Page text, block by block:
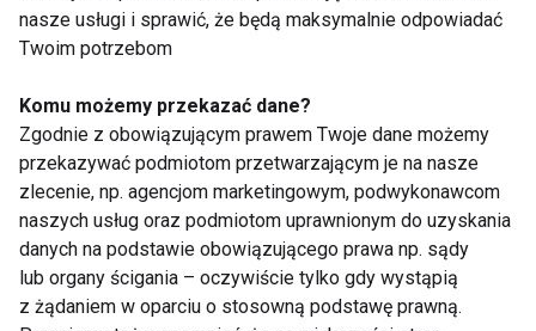
(pieczywo, makarony, płatki
probiotyczną: produkty mleczne
(jogurty, kefiry, maślanki, mleko
acidofilne) napoje;
o obniżonej zawartości sodu: sól,
pieczywo, sery dojrzewające, wędliny;
o obniżonej zawartości cholesterolu:
nasze usługi i sprawić, że będą maksymalnie odpowiadać
Twoim potrzebom
Komu możemy przekazać dane?
Zgodnie z obowiązującym prawem Twoje dane możemy
przekazywać podmiotom przetwarzającym je na nasze
zlecenie, np. agencjom marketingowym, podwykonawcom
naszych usług oraz podmiotom uprawnionym do uzyskania
danych na podstawie obowiązującego prawa np. sądy
lub organy ścigania – oczywiście tylko gdy wystąpią
z żądaniem w oparciu o stosowną podstawę prawną.